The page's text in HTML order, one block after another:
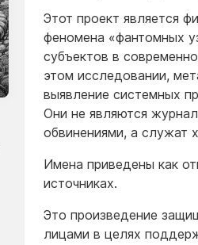
Этот проект является
феномена «фантомных
субъектов в
этом исследовании,
выявление системных
Они не являются
обвинениями, а служат
Имена приведены как
источниках.
Это произведение
лицами в целях